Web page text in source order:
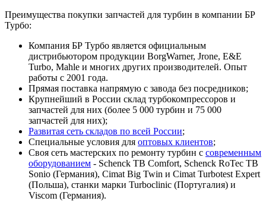
Преимущества покупки запчастей для турбин в компании БР
Турбо:
Компания БР Турбо является официальным
дистрибьютором продукции BorgWarner, Jrone, E&E
Turbo, Mahle и многих других производителей. Опыт
работы с 2001 года.
Прямая поставка напрямую с завода без посредников;
Крупнейший в России склад турбокомпрессоров и
запчастей для них (более 5 000 турбин и 75 000
запчастей для них);
Развитая сеть складов по всей России;
Специальные условия для оптовых клиентов;
Своя сеть мастерских по ремонту турбин с современным
оборудованием - Schenck TB Comfort, Schenck RoTec TB
Sonio (Германия), Cimat Big Twin и Cimat Turbotest Expert
(Польша), станки марки Turboclinic (Португалия) и
Viscom (Германия).